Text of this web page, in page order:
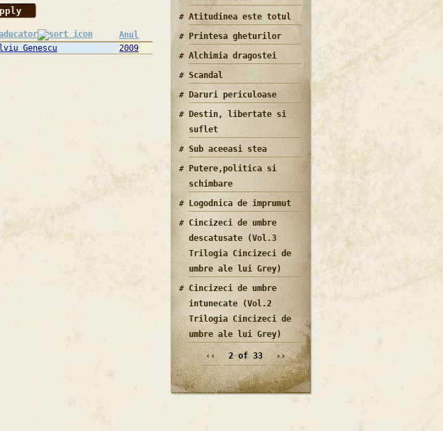
Anul
Genescu 2009
Atitudinea este totul
Printesa gheturilor
Alchimia dragostei
Scandal
Daruri periculoase
Destin, libertate si
suflet
Sub aceeasi stea
Putere,politica si
schimbare
Logodnica de imprumut
Cincizeci de umbre
descatusate (Vol.3
Trilogia Cincizeci de
umbre ale lui Grey)
Cincizeci de umbre
intunecate (Vol.2
Trilogia Cincizeci de
umbre ale lui Grey)
‹‹ 2 of 33 ››